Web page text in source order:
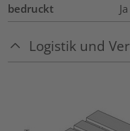
bedruckt Ja
Logistik und